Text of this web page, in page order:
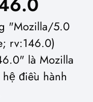
"Mozilla/5.0
rv:146.0)
là Mozilla
điều hành